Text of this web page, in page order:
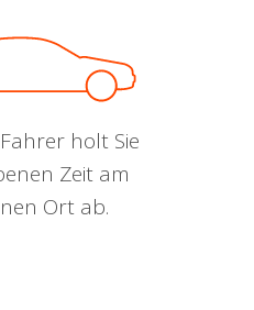
holt Sie
Zeit am
Ort ab.